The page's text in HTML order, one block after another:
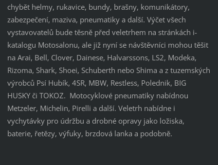
chybět helmy, rukavice, bundy, brašny, komunikátory,
zabezpečení, maziva, pneumatiky a další. Výčet všech
vystavovatelů bude těsně před veletrhem na stránkách i-
katalogu Motosalonu, ale již nyní se návštěvníci mohou těšit
na Arai, Bell, Clover, Dainese, Halvarssons, LS2, Modeka,
Rizoma, Shark, Shoei, Schuberth nebo Shima a z tuzemských
výrobců Psí Hubík, 4SR, MBW, Restless, Polednik, BIG
HUSKY či TOKOZ. Motocyklové pneumatiky nabídnou
Metzeler, Michelin, Pirelli a další. Veletrh nabídne i
vychytávky pro údržbu a drobné opravy jako ložiska,
baterie, řetězy, výfuky, brzdová lanka a podobně.